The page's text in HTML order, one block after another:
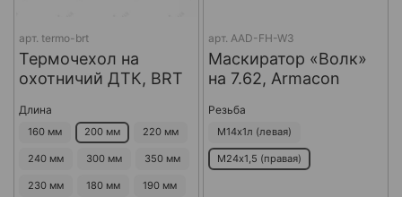
арт. termo-brt
Термочехол на
охотничий ДТК, BRT
Длина
160 мм 200 мм 220 мм
240 мм 300 мм 350 мм
230 мм 180 мм 190 мм
арт. AAD-FH-W3
Маскиратор «Волк»
на 7.62, Armacon
Резьба
М14х1л (левая)
М24х1,5 (правая)